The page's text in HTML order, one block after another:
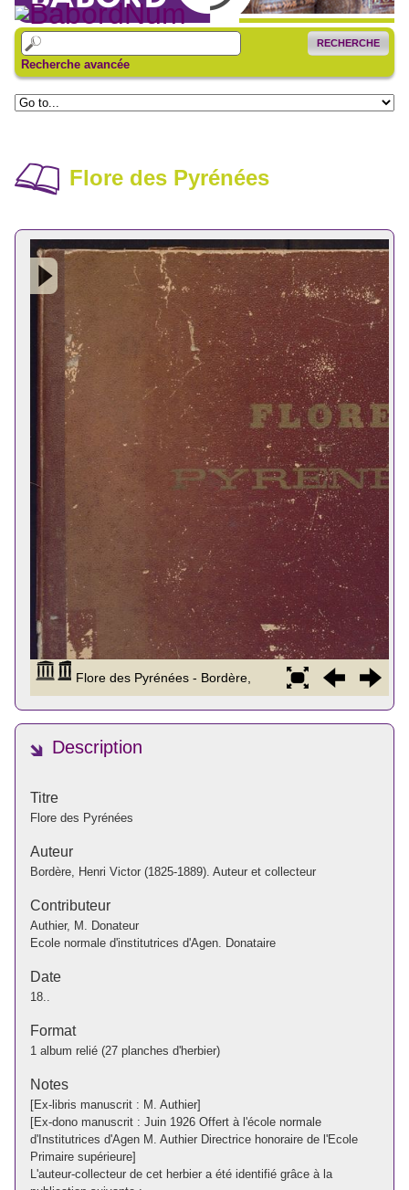
RECHERCHE
Recherche avancée
Flore des Pyrénées
Description
Titre
Flore des Pyrénées
Auteur
Bordère, Henri Victor (1825-1889). Auteur et collecteur
Contributeur
Authier, M. Donateur
Ecole normale d'institutrices d'Agen. Donataire
Date
18..
Format
1 album relié (27 planches d'herbier)
Notes
[Ex-libris manuscrit : M. Authier]
[Ex-dono manuscrit : Juin 1926 Offert à l'école normale
d'Institutrices d'Agen M. Authier Directrice honoraire de l'Ecole
Primaire supérieure]
L'auteur-collecteur de cet herbier a été identifié grâce à la